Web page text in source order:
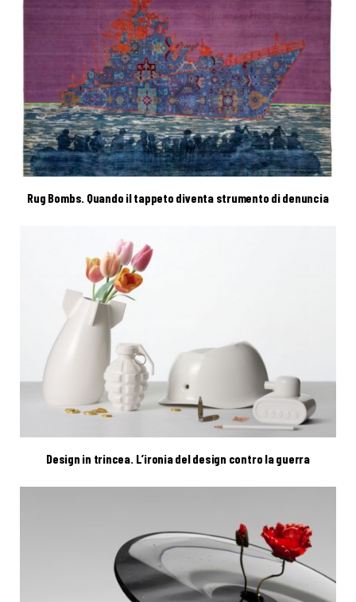
Rug Bombs. Quando il tappeto diventa strumento di denuncia
Design in trincea. L’ironia del design contro la guerra